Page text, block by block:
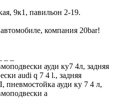
9к1, павильон 2-19.
компания 20bar!
ауди ку7 4л, задняя
audi q 7 4 l., задняя
пневмостойка ауди ку 7 4 л,
a